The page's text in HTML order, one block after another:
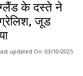
के दस्ते ने
जूड
updated On: 03/10/2025